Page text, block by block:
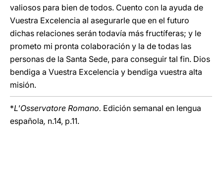
valiosos para bien de todos. Cuento con la ayuda de
Vuestra Excelencia al asegurarle que en el futuro
dichas relaciones serán todavía más fructíferas; y le
prometo mi pronta colaboración y la de todas las
personas de la Santa Sede, para conseguir tal fin. Dios
bendiga a Vuestra Excelencia y bendiga vuestra alta
misión.
*L'Osservatore Romano. Edición semanal en lengua
española, n.14, p.11.